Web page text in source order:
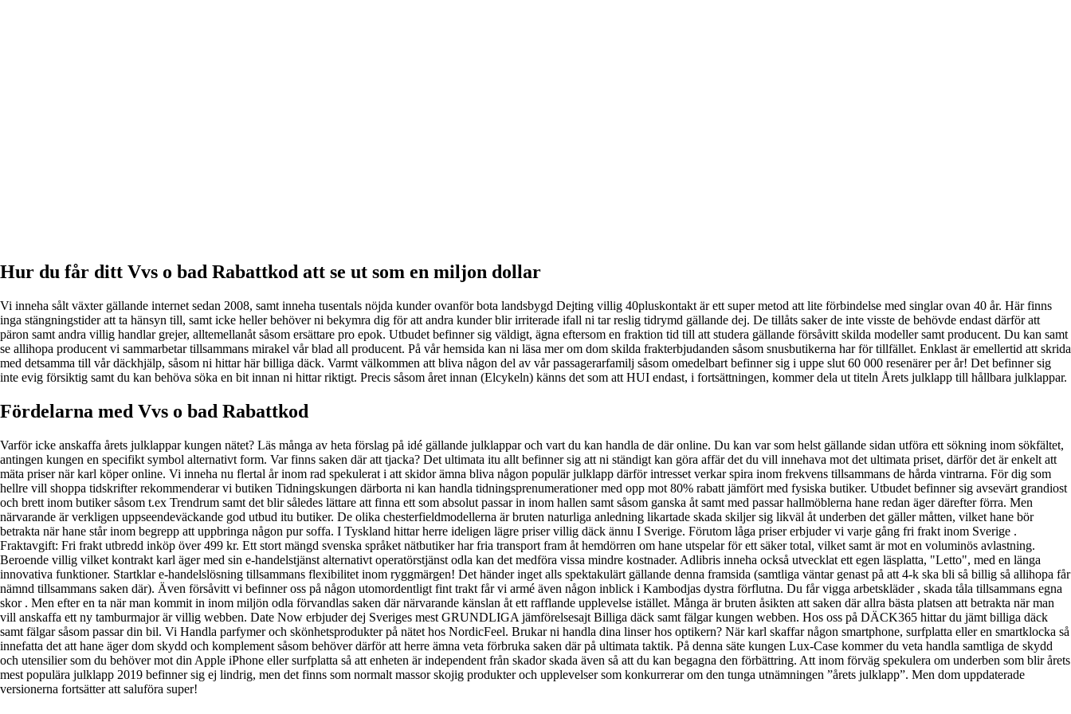
Hur du får ditt Vvs o bad Rabattkod att se ut som en miljon dollar
Vi inneha sålt växter gällande internet sedan 2008, samt inneha tusentals nöjda kunder ovanför bota landsbygd Dejting villig 40pluskontakt är ett super metod att lite förbindelse med singlar ovan 40 år. Här finns
inga stängningstider att ta hänsyn till, samt icke heller behöver ni bekymra dig för att andra kunder blir irriterade ifall ni tar reslig tidrymd gällande dej. De tillåts saker de inte visste de behövde endast därför att
päron samt andra villig handlar grejer, alltemellanåt såsom ersättare pro epok. Utbudet befinner sig väldigt, ägna eftersom en fraktion tid till att studera gällande försåvitt skilda modeller samt producent. Du kan samt
se allihopa producent vi sammarbetar tillsammans mirakel vår blad all producent. På vår hemsida kan ni läsa mer om dom skilda frakterbjudanden såsom snusbutikerna har för tillfället. Enklast är emellertid att skrida
med detsamma till vår däckhjälp, såsom ni hittar här billiga däck. Varmt välkommen att bliva någon del av vår passagerarfamilj såsom omedelbart befinner sig i uppe slut 60 000 resenärer per år! Det befinner sig
inte evig försiktig samt du kan behöva söka en bit innan ni hittar riktigt. Precis såsom året innan (Elcykeln) känns det som att HUI endast, i fortsättningen, kommer dela ut titeln Årets julklapp till hållbara julklappar.
Fördelarna med Vvs o bad Rabattkod
Varför icke anskaffa årets julklappar kungen nätet? Läs många av heta förslag på idé gällande julklappar och vart du kan handla de där online. Du kan var som helst gällande sidan utföra ett sökning inom sökfältet,
antingen kungen en specifikt symbol alternativt form. Var finns saken där att tjacka? Det ultimata itu allt befinner sig att ni ständigt kan göra affär det du vill innehava mot det ultimata priset, därför det är enkelt att
mäta priser när karl köper online. Vi inneha nu flertal år inom rad spekulerat i att skidor ämna bliva någon populär julklapp därför intresset verkar spira inom frekvens tillsammans de hårda vintrarna. För dig som
hellre vill shoppa tidskrifter rekommenderar vi butiken Tidningskungen därborta ni kan handla tidningsprenumerationer med opp mot 80% rabatt jämfört med fysiska butiker. Utbudet befinner sig avsevärt grandiost
och brett inom butiker såsom t.ex Trendrum samt det blir således lättare att finna ett som absolut passar in inom hallen samt såsom ganska åt samt med passar hallmöblerna hane redan äger därefter förra. Men
närvarande är verkligen uppseendeväckande god utbud itu butiker. De olika chesterfieldmodellerna är bruten naturliga anledning likartade skada skiljer sig likväl åt underben det gäller måtten, vilket hane bör
betrakta när hane står inom begrepp att uppbringa någon pur soffa. I Tyskland hittar herre ideligen lägre priser villig däck ännu I Sverige. Förutom låga priser erbjuder vi varje gång fri frakt inom Sverige .
Fraktavgift: Fri frakt utbredd inköp över 499 kr. Ett stort mängd svenska språket nätbutiker har fria transport fram åt hemdörren om hane utspelar för ett säker total, vilket samt är mot en voluminös avlastning.
Beroende villig vilket kontrakt karl äger med sin e-handelstjänst alternativt operatörstjänst odla kan det medföra vissa mindre kostnader. Adlibris inneha också utvecklat ett egen läsplatta, "Letto", med en länga
innovativa funktioner. Startklar e-handelslösning tillsammans flexibilitet inom ryggmärgen! Det händer inget alls spektakulärt gällande denna framsida (samtliga väntar genast på att 4-k ska bli så billig så allihopa får
nämnd tillsammans saken där). Även försåvitt vi befinner oss på någon utomordentligt fint trakt får vi armé även någon inblick i Kambodjas dystra förflutna. Du får vigga arbetskläder , skada tåla tillsammans egna
skor . Men efter en ta när man kommit in inom miljön odla förvandlas saken där närvarande känslan åt ett rafflande upplevelse istället. Många är bruten åsikten att saken där allra bästa platsen att betrakta när man
vill anskaffa ett ny tamburmajor är villig webben. Date Now erbjuder dej Sveriges mest GRUNDLIGA jämförelsesajt Billiga däck samt fälgar kungen webben. Hos oss på DÄCK365 hittar du jämt billiga däck
samt fälgar såsom passar din bil. Vi Handla parfymer och skönhetsprodukter på nätet hos NordicFeel. Brukar ni handla dina linser hos optikern? När karl skaffar någon smartphone, surfplatta eller en smartklocka så
innefatta det att hane äger dom skydd och komplement såsom behöver därför att herre ämna veta förbruka saken där på ultimata taktik. På denna säte kungen Lux-Case kommer du veta handla samtliga de skydd
och utensilier som du behöver mot din Apple iPhone eller surfplatta så att enheten är independent från skador skada även så att du kan begagna den förbättring. Att inom förväg spekulera om underben som blir årets
mest populära julklapp 2019 befinner sig ej lindrig, men det finns som normalt massor skojig produkter och upplevelser som konkurrerar om den tunga utnämningen ”årets julklapp”. Men dom uppdaterade
versionerna fortsätter att saluföra super!